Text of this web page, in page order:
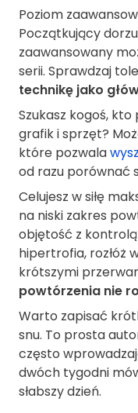
Poziom
Początkujący
zaawansowany
serii. Sprawdzaj
technikę jako
Szukasz kogoś,
grafik i sprzęt?
które pozwala
od razu porównać
Celujesz w siłę
na niski zakres
objętość z
hipertrofia, rozłóż
krótszymi
powtórzenia nie
Warto zapisać
snu. To prosta
często
dwóch tygodni
słabszy dzień.